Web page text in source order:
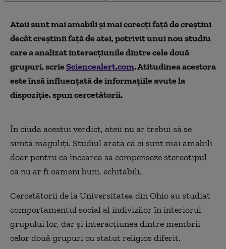
Ateii sunt mai amabili și mai corecți față de creștini
decât creștinii față de atei, potrivit unui nou studiu
care a analizat interacțiunile dintre cele două
grupuri, scrieSciencealert.com. Atitudinea acestora
este însă influențată de informațiile avute la
dispoziție, spun cercetătorii.
În ciuda acestui verdict, ateii nu ar trebui să se
simtă măguliți. Studiul arată că ei sunt mai amabili
doar pentru că încearcă să compenseze stereotipul
că nu ar fi oameni buni, echitabili.
Cercetătorii de la Universitatea din Ohio au studiat
comportamentul social al indivizilor în interiorul
grupului lor, dar și interacțiunea dintre membrii
celor două grupuri cu statut religios diferit.